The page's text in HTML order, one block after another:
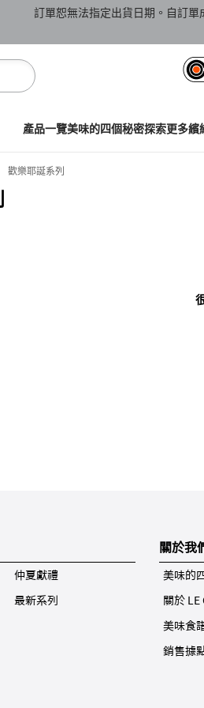
訂單恕無法指定出貨日期。自訂
產品一覽美味的四個秘密探索更多繽
歡樂耶誕系列
仲夏獻禮
最新系列
關於我
美味的
關於 LE
美味食
銷售據